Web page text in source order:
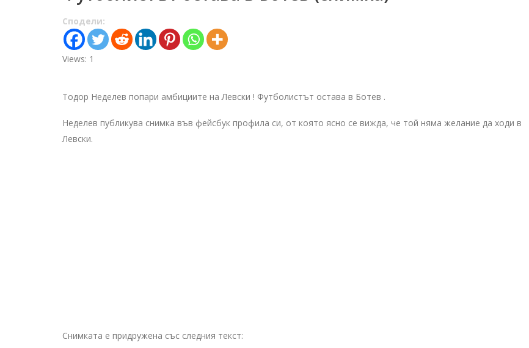
Сподели:
Views: 1
Тодор Неделев попари амбициите на Левски ! Футболистът остава в Ботев .
Неделев публикува снимка във фейсбук профила си, от която ясно се вижда, че той няма желание да ходи в
Левски.
Снимката е придружена със следния текст: